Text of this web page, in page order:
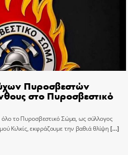
Πυροσβεστών
στο Πυροσβεστικό
όλο το Πυροσβεστικό Σώμα, ως σύλλογος
Κιλκίς, εκφράζουμε την βαθιά θλίψη[…]